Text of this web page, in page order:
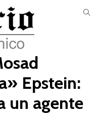
Epstein:
un agente